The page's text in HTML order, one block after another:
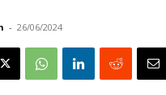
- 26/06/2024